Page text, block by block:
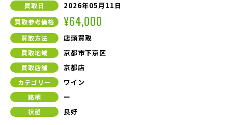
買取日 2026年05月11日
買取参考価格 ¥64,000
買取方法 店頭買取
買取地域 京都市下京区
買取店舗 京都店
カテゴリー ワイン
銘柄 ー
状態 良好